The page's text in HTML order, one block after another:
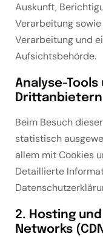
Auskunft,
Verarbeitung
Verarbeitung und
Aufsichtsbehörde.
Analyse-Tools
Drittanbietern
Beim Besuch
statistisch
allem mit Cookies
Detaillierte
2. Hosting
Networks